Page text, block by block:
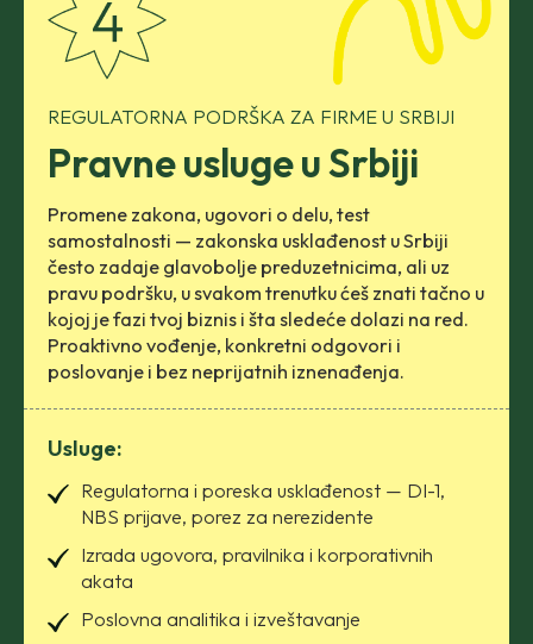
REGULATORNA PODRŠKA ZA FIRME U SRBIJI
Pravne usluge u Srbiji
Promene zakona, ugovori o delu, test
samostalnosti — zakonska usklađenost u Srbiji
često zadaje glavobolje preduzetnicima, ali uz
pravu podršku, u svakom trenutku ćeš znati tačno u
kojoj je fazi tvoj biznis i šta sledeće dolazi na red.
Proaktivno vođenje, konkretni odgovori i
poslovanje i bez neprijatnih iznenađenja.
Usluge:
Regulatorna i poreska usklađenost — DI-1,
NBS prijave, porez za nerezidente
Izrada ugovora, pravilnika i korporativnih
akata
Poslovna analitika i izveštavanje